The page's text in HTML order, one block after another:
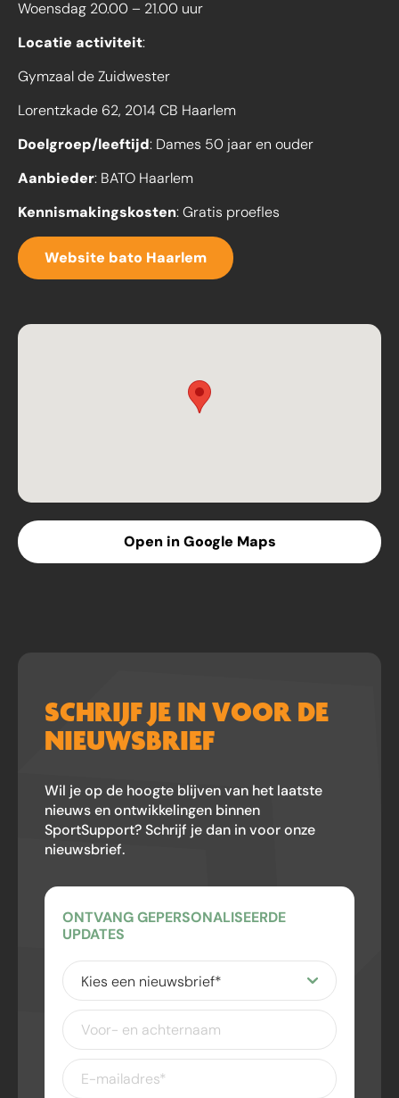
Woensdag 20.00 – 21.00 uur
Locatie activiteit:
Gymzaal de Zuidwester
Lorentzkade 62, 2014 CB Haarlem
Doelgroep/leeftijd: Dames 50 jaar en ouder
Aanbieder: BATO Haarlem
Kennismakingskosten: Gratis proefles
Website bato Haarlem
Open in Google Maps
SCHRIJF JE IN VOOR DE
NIEUWSBRIEF
Wil je op de hoogte blijven van het laatste
nieuws en ontwikkelingen binnen
SportSupport? Schrijf je dan in voor onze
nieuwsbrief.
ONTVANG GEPERSONALISEERDE
UPDATES
Kies
een
nieuwsbrief(Vereist)
Voor-
en
achternaam
E-
mailadres(Vereist)